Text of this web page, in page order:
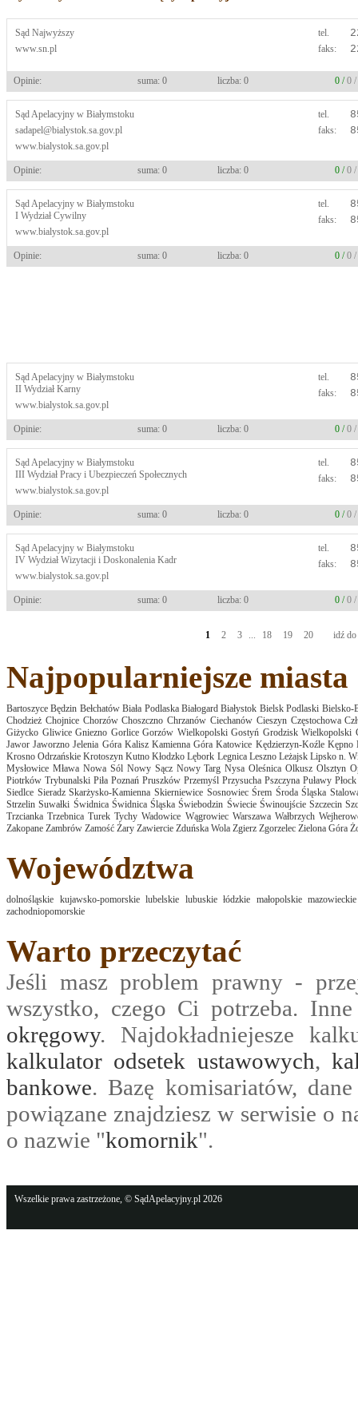
Sąd Najwyższy
www.sn.pl
tel.
faks:
Opinie: suma: 0 liczba: 0 0 /0 /
Sąd Apelacyjny w Białymstoku
sadapel@bialystok.sa.gov.pl
www.bialystok.sa.gov.pl
tel.
faks:
Opinie: suma: 0 liczba: 0 0 /0 /
Sąd Apelacyjny w Białymstoku
I Wydział Cywilny
www.bialystok.sa.gov.pl
tel.
faks:
Opinie: suma: 0 liczba: 0 0 /0 /
Sąd Apelacyjny w Białymstoku
II Wydział Karny
www.bialystok.sa.gov.pl
tel.
faks:
Opinie: suma: 0 liczba: 0 0 /0 /
Sąd Apelacyjny w Białymstoku
III Wydział Pracy i Ubezpieczeń Społecznych
www.bialystok.sa.gov.pl
tel.
faks:
Opinie: suma: 0 liczba: 0 0 /0 /
Sąd Apelacyjny w Białymstoku
IV Wydział Wizytacji i Doskonalenia Kadr
www.bialystok.sa.gov.pl
tel.
faks:
Opinie: suma: 0 liczba: 0 0 /0 /
1 2 3 ... 18 19 20 idź
Najpopularniejsze miasta
Bartoszyce Będzin Bełchatów Biała Podlaska Białogard Białystok Bielsk Podlaski Bielsko-
Chodzież Chojnice Chorzów Choszczno Chrzanów Ciechanów Cieszyn Częstochowa
Giżycko Gliwice Gniezno Gorlice Gorzów Wielkopolski Gostyń Grodzisk Wielkopolski
Jawor Jaworzno Jelenia Góra Kalisz Kamienna Góra Katowice Kędzierzyn-Koźle Kępno
Krosno Odrzańskie Krotoszyn Kutno Kłodzko Lębork Legnica Leszno Leżajsk Lipsko n.
Mysłowice Mława Nowa Sól Nowy Sącz Nowy Targ Nysa Oleśnica Olkusz Olsztyn
Piotrków Trybunalski Piła Poznań Pruszków Przemyśl Przysucha Pszczyna Puławy Płock
Siedlce Sieradz Skarżysko-Kamienna Skierniewice Sosnowiec Śrem Środa Śląska
Strzelin Suwałki Świdnica Świdnica Śląska Świebodzin Świecie Świnoujście Szczecin
Trzcianka Trzebnica Turek Tychy Wadowice Wągrowiec Warszawa Wałbrzych
Zakopane Zambrów Zamość Żary Zawiercie Zduńska Wola Zgierz Zgorzelec Zielona Góra
Województwa
dolnośląskie kujawsko-pomorskie lubelskie lubuskie łódzkie małopolskie mazowieckie
zachodniopomorskie
Warto przeczytać
Jeśli masz problem prawny -
wszystko, czego Ci potrzeba.
okręgowy. Najdokładniejesze
kalkulator odsetek ustawowych,
bankowe. Bazę komisariatów,
powiązane znajdziesz w serwisie o
o nazwie "komornik".
Wszelkie prawa zastrzeżone, © SądApelacyjny.pl 2026